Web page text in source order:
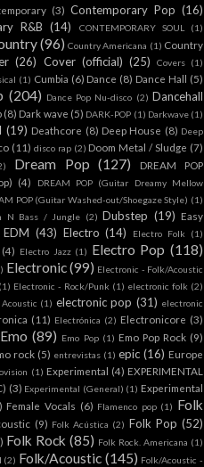
(3) Contemporary Pop (16)
R&B (14) CONTEMPORARY SOUL
(1)
(96) Country Americana (1) Country
(26) Cover (official) (25) Covers (1)
(1) Cumbia (6) Dance (8) Dance Hall (5)
(204) Dance Pop Nu-disco (2) Dancehall
(8) Dark wave (5) DARK-POP (1) Darkwave (1)
(19) Deathcore (8) Deep House (8) Deep
(11) disco rap (2) Doom Metal / Sludge (7)
Dream Pop (127)
DREAM POP
(4)
DREAM POP (Guitar Dreamy Mellow
POP (Guitar Washed-out/Shoegaze Style) (1)
N Bass / Jungle (2) Dubstep (19) Easy
EDM (43) Electro (14) Electro Folk (1)
(4) Electro Jazz (1) Electro Pop (118)
Electronic(99) Electronic - Folk/Acoustic
(1) Electronic - Rock/Punk (1) electronic folk (2)
(1) electronic pop (31) electronic
(11) Electrónica (2) Electronicore (3)
Emo (89) Emo Pop (1) Emo Pop Rock (9)
rock (5) entrevistas (1) epic (16) Europe
(1) Experimental (4) EXPERIMENTAL
(3) Experimental (General) (1) Experimental
Female Vocals (6) Flamenco pop (1) Folk
(9) Folk Acústica (2) Folk Pop (52)
Folk Rock (85) Folk Rock. Americana (1)
(2) Folk/Acoustic (145) Folk/Acoustic -